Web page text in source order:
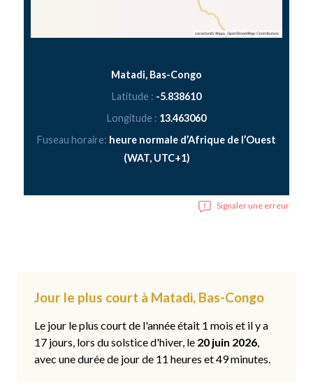
Matadi, Bas-Congo
Latitude : -5.838610
Longitude : 13.463060
Fuseau horaire: heure normale d’Afrique de l’Ouest
(WAT, UTC+1)
Signaler une erreur
Jour le plus court à Matadi, Bas-Congo
Le jour le plus court de l'année était 1 mois et il y a
17 jours, lors du solstice d'hiver, le 20 juin 2026,
avec une durée de jour de 11 heures et 49 minutes.